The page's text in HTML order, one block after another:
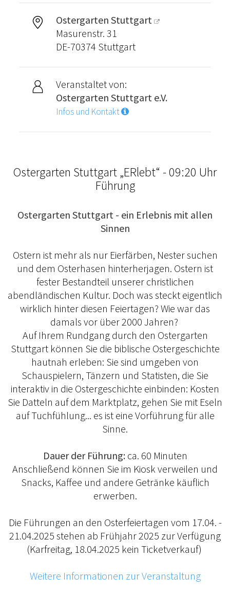
Ostergarten Stuttgart
Masurenstr. 31
DE-70374 Stuttgart
Veranstaltet von:
Ostergarten Stuttgart e.V.
Infos und Kontakt
Ostergarten Stuttgart „ERlebt“ - 09:20 Uhr
Führung
Ostergarten Stuttgart - ein Erlebnis mit allen
Sinnen
Ostern ist mehr als nur Eierfärben, Nester suchen
und dem Osterhasen hinterherjagen. Ostern ist
fester Bestandteil unserer christlichen
abendländischen Kultur. Doch was steckt eigentlich
wirklich hinter diesen Feiertagen? Wie war das
damals vor über 2000 Jahren?
Auf Ihrem Rundgang durch den Ostergarten
Stuttgart können Sie die biblische Ostergeschichte
hautnah erleben: Sie sind umgeben von
Schauspielern, Tänzern und Statisten, die Sie
interaktiv in die Ostergeschichte einbinden: Kosten
Sie Datteln auf dem Marktplatz, gehen Sie mit Eseln
auf Tuchfühlung... es ist eine Vorführung für alle
Sinne.
Dauer der Führung:ca. 60 Minuten
Anschließend können Sie im Kiosk verweilen und
Snacks, Kaffee und andere Getränke käuflich
erwerben.
Die Führungen an den Osterfeiertagen vom 17.04. -
21.04.2025 stehen ab Frühjahr 2025 zur Verfügung
(Karfreitag, 18.04.2025 kein Ticketverkauf)
Weitere Informationen zur Veranstaltung